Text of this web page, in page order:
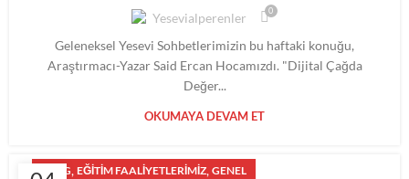
Yesevialperenler 0
Geleneksel Yesevi Sohbetlerimizin bu haftaki konuğu,
Araştırmacı-Yazar Said Ercan Hocamızdı. "Dijital Çağda
Değer...
OKUMAYA DEVAM ET
BLOG, EĞITIM FAALIYETLERIMIZ, GENEL